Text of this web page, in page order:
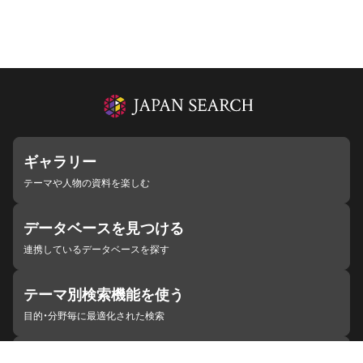
ギャラリー
テーマや人物の資料を楽しむ
データベースを見つける
連携しているデータベースを探す
テーマ別検索機能を使う
目的・分野毎に最適化された検索